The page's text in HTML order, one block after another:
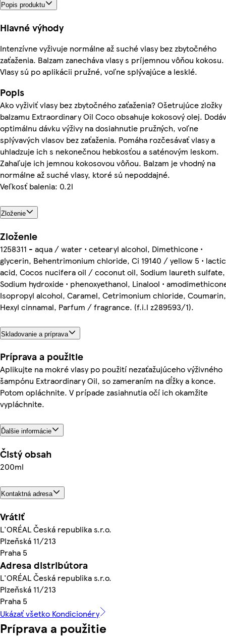
Popis produktu
Hlavné výhody
Intenzívne vyživuje normálne až suché vlasy bez zbytočného
zaťaženia. Balzam zanecháva vlasy s príjemnou vôňou kokosu.
Vlasy sú po aplikácii pružné, voľne splývajúce a lesklé.
Popis
Ako vyživiť vlasy bez zbytočného zaťaženia? Ošetrujúce zložky
balzamu Extraordinary Oil Coco obsahuje kokosový olej.
optimálnu dávku výživy na dosiahnutie pružných, voľne
splývavých vlasov bez zaťaženia. Pomáha rozčesávať vlasy a
uhladzuje ich s nekonečnou hebkosťou a saténovým leskom.
Zahaľuje ich jemnou kokosovou vôňou. Balzam je vhodný na
normálne až suché vlasy, ktoré sú nepoddajné.
Veľkosť balenia: 0.2l
Zloženie
Zloženie
1258311 - aqua / water • cetearyl alcohol, Dimethicone •
glycerin, Behentrimonium chloride, Ci 19140 / yellow 5 • lactic
acid, Cocos nucifera oil / coconut oil, Sodium laureth sulfate,
Sodium hydroxide • phenoxyethanol, Linalool •
Isopropyl alcohol, Caramel, Cetrimonium chloride, Coumarin,
Hexyl cinnamal, Parfum / fragrance. (f.i.l z289593/1).
Skladovanie a príprava
Príprava a použitie
Aplikujte na mokré vlasy po použití nezaťažujúceho výživného
šampónu Extraordinary Oil, so zameraním na dĺžky a konce.
Potom opláchnite. V prípade zasiahnutia očí ich okamžite
vypláchnite.
Ďalšie informácie
Čistý obsah
200ml
Kontaktná adresa
Vrátiť
L'ORÉAL Česká republika s.r.o.
Plzeňská 11/213
Praha 5
Adresa distribútora
L'ORÉAL Česká republika s.r.o.
Plzeňská 11/213
Praha 5
Ukázať všetko Kondicionéry
Príprava a použitie